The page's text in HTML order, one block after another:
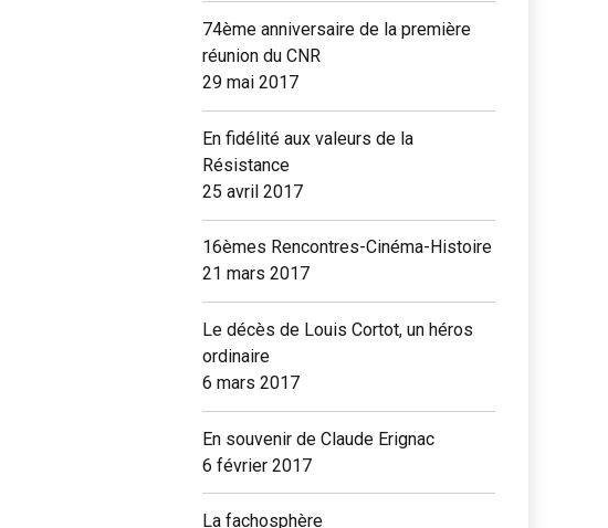
74ème anniversaire de la première
réunion du CNR
29 mai 2017
En fidélité aux valeurs de la
Résistance
25 avril 2017
16èmes Rencontres-Cinéma-Histoire
21 mars 2017
Le décès de Louis Cortot, un héros
ordinaire
6 mars 2017
En souvenir de Claude Erignac
6 février 2017
La fachosphère